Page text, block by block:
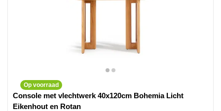
Op voorraad
Console met vlechtwerk 40x120cm Bohemia Licht
Eikenhout en Rotan